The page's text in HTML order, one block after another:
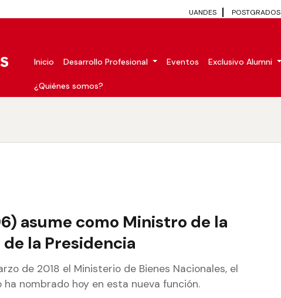
UANDES POSTGRADOS
Inicio Desarrollo Profesional Eventos Exclusivo Alumni
¿Quiénes somos?
asume como Ministro de la
la Presidencia
de 2018 el Ministerio de Bienes Nacionales, el
nombrado hoy en esta nueva función.